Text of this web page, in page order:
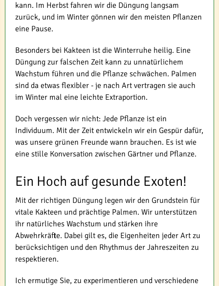
kann. Im Herbst fahren wir die Düngung langsam
zurück, und im Winter gönnen wir den meisten Pflanzen
eine Pause.
Besonders bei Kakteen ist die Winterruhe heilig. Eine
Düngung zur falschen Zeit kann zu unnatürlichem
Wachstum führen und die Pflanze schwächen. Palmen
sind da etwas flexibler - je nach Art vertragen sie auch
im Winter mal eine leichte Extraportion.
Doch vergessen wir nicht: Jede Pflanze ist ein
Individuum. Mit der Zeit entwickeln wir ein Gespür dafür,
was unsere grünen Freunde wann brauchen. Es ist wie
eine stille Konversation zwischen Gärtner und Pflanze.
Ein Hoch auf gesunde Exoten!
Mit der richtigen Düngung legen wir den Grundstein für
vitale Kakteen und prächtige Palmen. Wir unterstützen
ihr natürliches Wachstum und stärken ihre
Abwehrkräfte. Dabei gilt es, die Eigenheiten jeder Art zu
berücksichtigen und den Rhythmus der Jahreszeiten zu
respektieren.
Ich ermutige Sie, zu experimentieren und verschiedene